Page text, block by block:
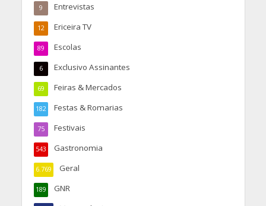
Entrevistas
9
Ericeira TV
12
Escolas
89
Exclusivo Assinantes
6
Feiras & Mercados
69
Festas & Romarias
182
Festivais
75
Gastronomia
543
Geral
6.769
GNR
189